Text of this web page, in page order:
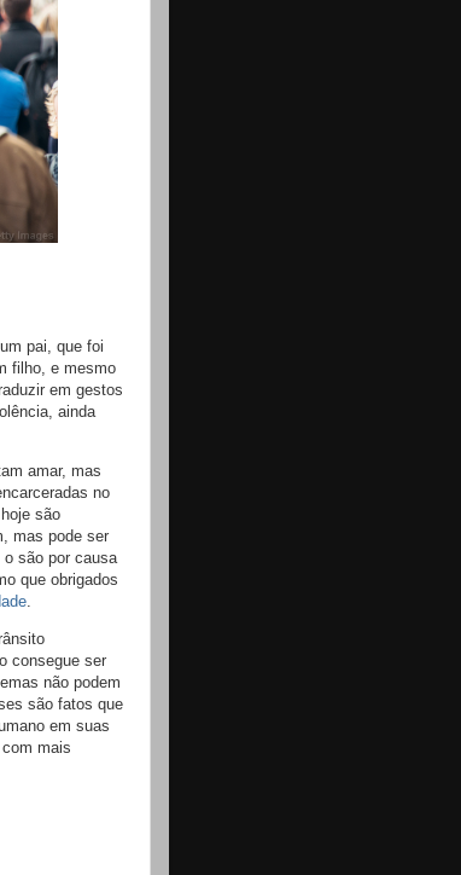
pai, que foi
filho, e mesmo
em gestos
ainda
amar, mas
no
são
mas pode ser
são por causa
que obrigados
.
consegue ser
não podem
são fatos que
em suas
mais